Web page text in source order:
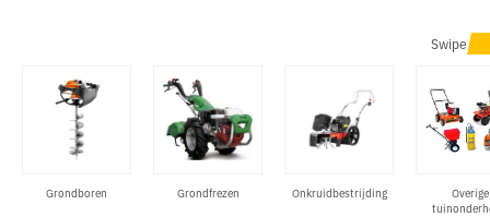
Swipe
Grondboren Grondfrezen Onkruidbestrijding
Overige